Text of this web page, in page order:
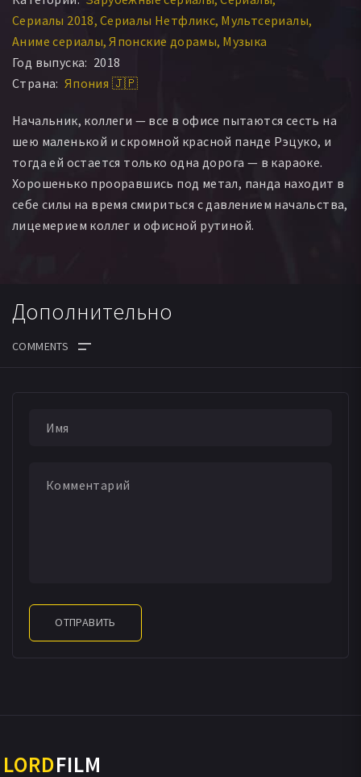
Josh Petersdorf Дебра Кардона
Сериалы 2018 Сериалы Нетфликс Мультсериалы
Аниме сериалы Японские дорамы Музыка
Год выпуска: 2018
Страна: Япония 🇯🇵
Начальник, коллеги — все в офисе пытаются сесть на
шею маленькой и скромной красной панде Рэцуко, и
тогда ей остается только одна дорога — в караоке.
Хорошенько прооравшись под метал, панда находит в
себе силы на время смириться с давлением начальства,
лицемерием коллег и офисной рутиной.
Дополнительно
ОТПРАВИТЬ
LORDFILM